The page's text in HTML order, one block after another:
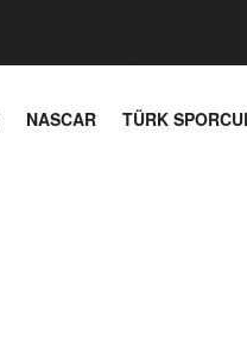
NASCAR TÜRK